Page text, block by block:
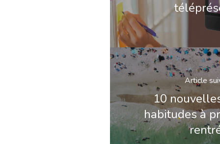
Article
10
habitudes à